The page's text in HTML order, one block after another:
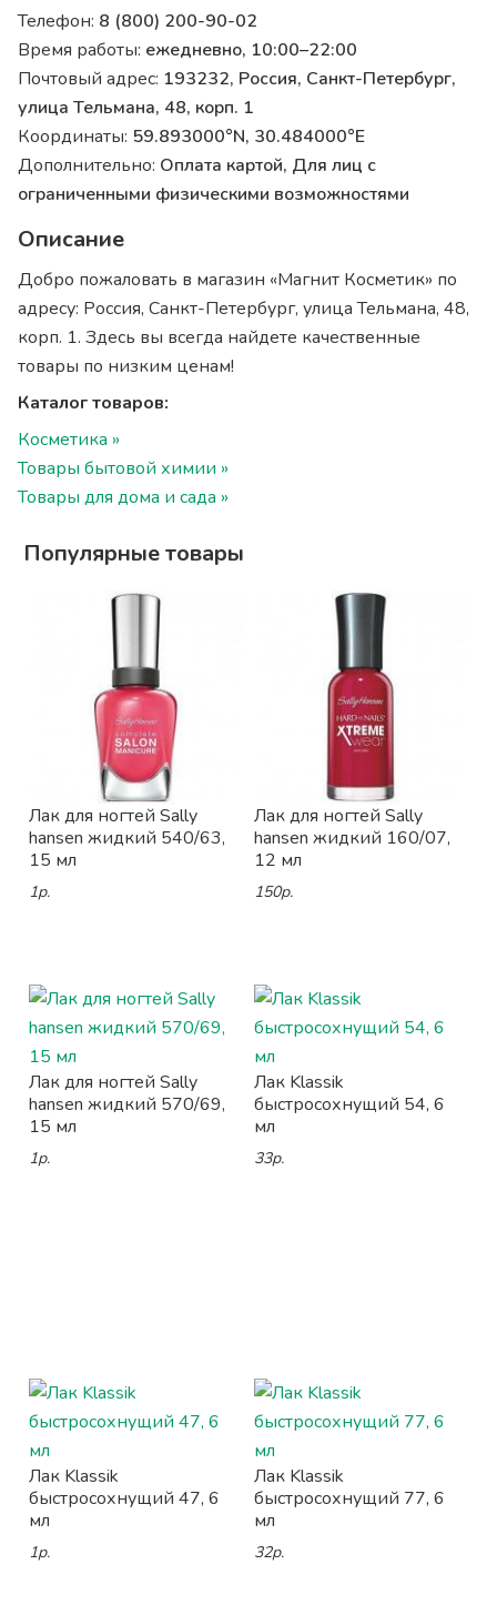
Телефон: 8 (800) 200-90-02
Время работы: ежедневно, 10:00–22:00
Почтовый адрес: 193232, Россия, Санкт-Петербург,
улица Тельмана, 48, корп. 1
Координаты: 59.893000°N, 30.484000°E
Дополнительно: Оплата картой, Для лиц с
ограниченными физическими возможностями
Описание
Добро пожаловать в магазин «Магнит Косметик» по
адресу: Россия, Санкт-Петербург, улица Тельмана, 48,
корп. 1. Здесь вы всегда найдете качественные
товары по низким ценам!
Каталог товаров:
Косметика »
Товары бытовой химии »
Товары для дома и сада »
Популярные товары
Лак для ногтей Sally
hansen жидкий 540/63,
15 мл
1р.
Лак для ногтей Sally
hansen жидкий 160/07,
12 мл
150р.
Лак для ногтей Sally
hansen жидкий 570/69,
15 мл
1р.
Лак Klassik
быстросохнущий 54, 6
мл
33р.
Лак Klassik
быстросохнущий 47, 6
мл
1р.
Лак Klassik
быстросохнущий 77, 6
мл
32р.